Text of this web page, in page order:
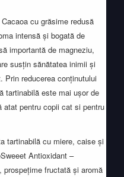
Cacaoa cu grăsime redusă
intensă și bogată de
importantă de magneziu,
susțin sănătatea inimii și
Prin reducerea conținutului
tartinabilă este mai ușor de
atat pentru copii cat si pentru
tartinabilă cu miere, caise și
Antioxidant –
fructată și aromă